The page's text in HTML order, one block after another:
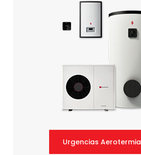
Urgencias Aerotermia